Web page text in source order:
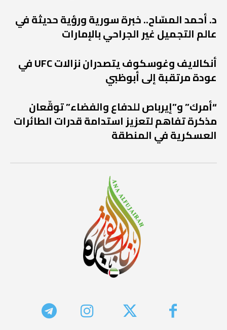
د. أحمد المسّاح.. خبرة سورية ورؤية حديثة في
عالم التجميل غير الجراحي بالإمارات
أنكالايف وغوسكوف يتصدران نزالات UFC في
عودة مرتقبة إلى أبوظبي
“أمرك” و”إيرباص للدفاع والفضاء” توقّعان
مذكرة تفاهم لتعزيز استدامة قدرات الطائرات
العسكرية في المنطقة